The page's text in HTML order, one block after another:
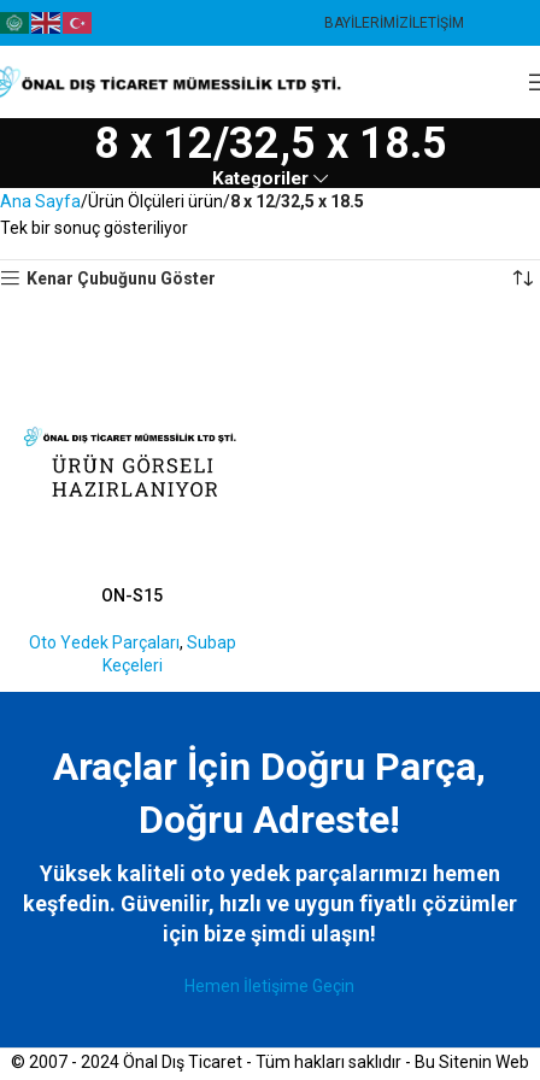
BAYILERIMIZİLETIŞIM
8 x 12/32,5 x 18.5
Kategoriler
Ana Sayfa Ürün Ölçüleri ürün 8 x 12/32,5 x 18.5
Tek bir sonuç gösteriliyor
Kenar Çubuğunu Göster
ON-S15
Oto Yedek Parçaları, Subap
Keçeleri
Araçlar İçin Doğru Parça,
Doğru Adreste!
Yüksek kaliteli oto yedek parçalarımızı hemen
keşfedin. Güvenilir, hızlı ve uygun fiyatlı çözümler
için bizeşimdi ulaşın!
Hemen İletişime Geçin
© 2007 - 2024 Önal Dış Ticaret - Tüm hakları saklıdır - Bu Sitenin Web